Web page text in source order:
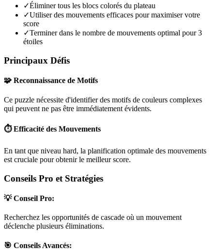
✓Éliminer tous les blocs colorés du plateau
✓Utiliser des mouvements efficaces pour maximiser votre
score
✓Terminer dans le nombre de mouvements optimal pour 3
étoiles
Principaux Défis
🧩 Reconnaissance de Motifs
Ce puzzle nécessite d'identifier des motifs de couleurs complexes
qui peuvent ne pas être immédiatement évidents.
⏱️ Efficacité des Mouvements
En tant que niveau hard, la planification optimale des mouvements
est cruciale pour obtenir le meilleur score.
Conseils Pro et Stratégies
💡 Conseil Pro:
Recherchez les opportunités de cascade où un mouvement
déclenche plusieurs éliminations.
🎯 Conseils Avancés: